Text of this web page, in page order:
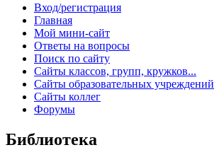
Вход/регистрация
Главная
Мой мини-сайт
Ответы на вопросы
Поиск по сайту
Сайты классов, групп, кружков...
Сайты образовательных учреждений
Сайты коллег
Форумы
Библиотека